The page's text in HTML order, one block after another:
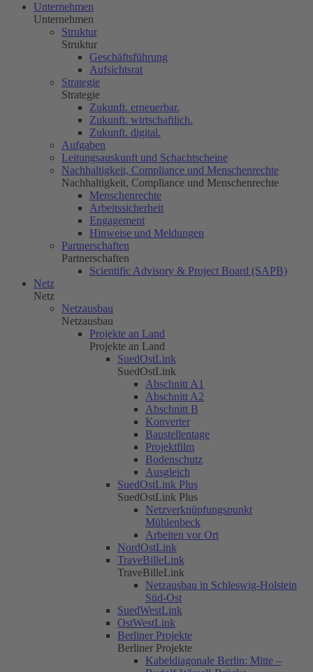
Unternehmen
Unternehmen
Struktur
Struktur
Geschäftsführung
Aufsichtsrat
Strategie
Strategie
Zukunft. erneuerbar.
Zukunft. wirtschaftlich.
Zukunft. digital.
Aufgaben
Leitungsauskunft und Schachtscheine
Nachhaltigkeit, Compliance und Menschenrechte
Nachhaltigkeit, Compliance und Menschenrechte
Menschenrechte
Arbeitssicherheit
Engagement
Hinweise und Meldungen
Partnerschaften
Partnerschaften
Scientific Advisory & Project Board (SAPB)
Netz
Netz
Netzausbau
Netzausbau
Projekte an Land
Projekte an Land
SuedOstLink
SuedOstLink
Abschnitt A1
Abschnitt A2
Abschnitt B
Konverter
Baustellentage
Projektfilm
Bodenschutz
Ausgleich
SuedOstLink Plus
SuedOstLink Plus
Netzverknüpfungspunkt
Mühlenbeck
Arbeiten vor Ort
NordOstLink
TraveBilleLink
TraveBilleLink
Netzausbau in Schleswig-Holstein
Süd-Ost
SuedWestLink
OstWestLink
Berliner Projekte
Berliner Projekte
Kabeldiagonale Berlin: Mitte –